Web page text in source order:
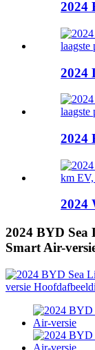
2024
2024
2024
2024
2024 BYD
Smart Air-